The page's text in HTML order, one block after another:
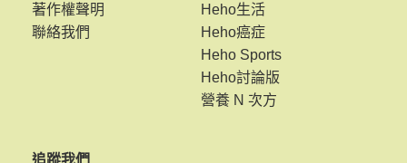
著作權聲明
聯絡我們
Heho生活
Heho癌症
Heho Sports
Heho討論版
營養 N 次方
追蹤我們